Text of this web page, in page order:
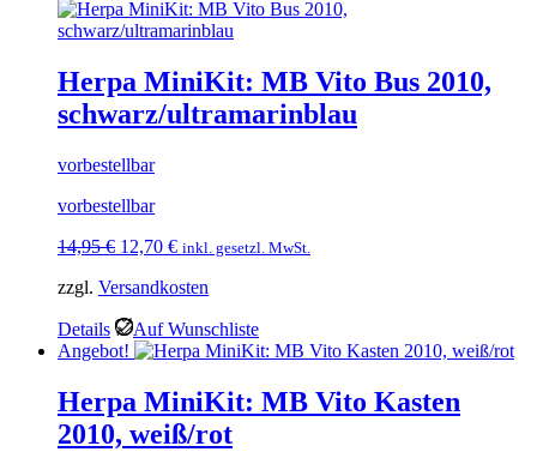
Herpa MiniKit: MB Vito Bus 2010,
schwarz/ultramarinblau
vorbestellbar
vorbestellbar
14,95€ Ursprünglicher
war:
12,70 €Aktueller
ist:
inkl. gesetzl. MwSt.
zzgl. Versandkosten
Details
Auf Wunschliste
Angebot!
Herpa MiniKit: MB Vito Kasten
2010, weiß/rot